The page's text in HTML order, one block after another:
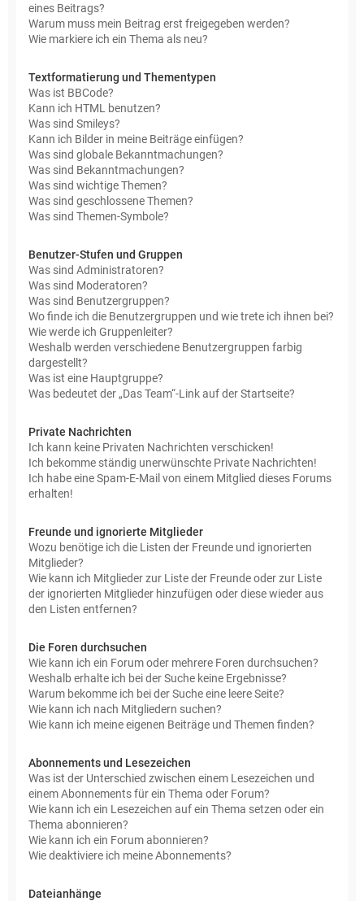
eines Beitrags?
Warum muss mein Beitrag erst freigegeben werden?
Wie markiere ich ein Thema als neu?
Textformatierung und Thementypen
Was ist BBCode?
Kann ich HTML benutzen?
Was sind Smileys?
Kann ich Bilder in meine Beiträge einfügen?
Was sind globale Bekanntmachungen?
Was sind Bekanntmachungen?
Was sind wichtige Themen?
Was sind geschlossene Themen?
Was sind Themen-Symbole?
Benutzer-Stufen und Gruppen
Was sind Administratoren?
Was sind Moderatoren?
Was sind Benutzergruppen?
Wo finde ich die Benutzergruppen und wie trete ich ihnen bei?
Wie werde ich Gruppenleiter?
Weshalb werden verschiedene Benutzergruppen farbig
dargestellt?
Was ist eine Hauptgruppe?
Was bedeutet der „Das Team“-Link auf der Startseite?
Private Nachrichten
Ich kann keine Privaten Nachrichten verschicken!
Ich bekomme ständig unerwünschte Private Nachrichten!
Ich habe eine Spam-E-Mail von einem Mitglied dieses Forums
erhalten!
Freunde und ignorierte Mitglieder
Wozu benötige ich die Listen der Freunde und ignorierten
Mitglieder?
Wie kann ich Mitglieder zur Liste der Freunde oder zur Liste
der ignorierten Mitglieder hinzufügen oder diese wieder aus
den Listen entfernen?
Die Foren durchsuchen
Wie kann ich ein Forum oder mehrere Foren durchsuchen?
Weshalb erhalte ich bei der Suche keine Ergebnisse?
Warum bekomme ich bei der Suche eine leere Seite?
Wie kann ich nach Mitgliedern suchen?
Wie kann ich meine eigenen Beiträge und Themen finden?
Abonnements und Lesezeichen
Was ist der Unterschied zwischen einem Lesezeichen und
einem Abonnements für ein Thema oder Forum?
Wie kann ich ein Lesezeichen auf ein Thema setzen oder ein
Thema abonnieren?
Wie kann ich ein Forum abonnieren?
Wie deaktiviere ich meine Abonnements?
Dateianhänge